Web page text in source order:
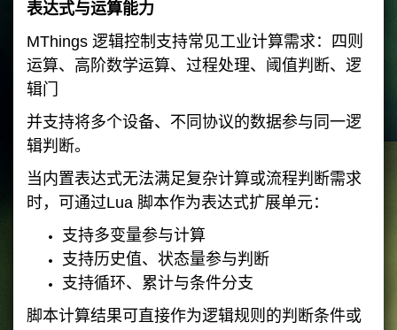
表达式与运算能力
MThings 逻辑控制支持常见工业计算需求：四则
运算、高阶数学运算、过程处理、阈值判断、逻
辑门
并支持将多个设备、不同协议的数据参与同一逻
辑判断。
当内置表达式无法满足复杂计算或流程判断需求
时，可通过Lua 脚本作为表达式扩展单元：
支持多变量参与计算
支持历史值、状态量参与判断
支持循环、累计与条件分支
脚本计算结果可直接作为逻辑规则的判断条件或